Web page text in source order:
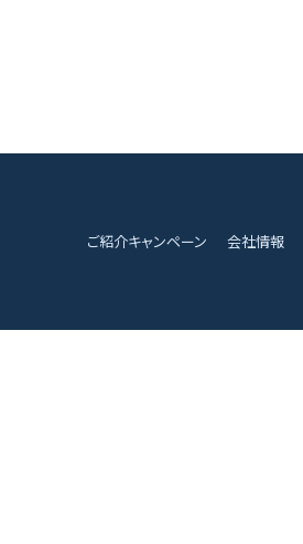
ご紹介キャンペーン 会社情報